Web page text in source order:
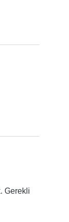
Gerekli